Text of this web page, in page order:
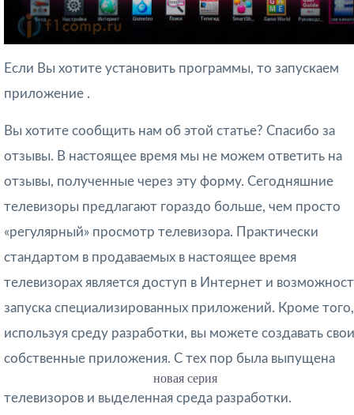
Если Вы хотите установить программы, то запускаем
приложение .
Вы хотите сообщить нам об этой статье? Спасибо за
отзывы. В настоящее время мы не можем ответить на
отзывы, полученные через эту форму. Сегодняшние
телевизоры предлагают гораздо больше, чем просто
«регулярный» просмотр телевизора. Практически
стандартом в продаваемых в настоящее время
телевизорах является доступ в Интернет и
запуска специализированных приложений. Кроме того,
используя среду разработки, вы можете создавать свои
собственные приложения. С тех пор была выпущена
новая серия
телевизоров и выделенная среда разработки.